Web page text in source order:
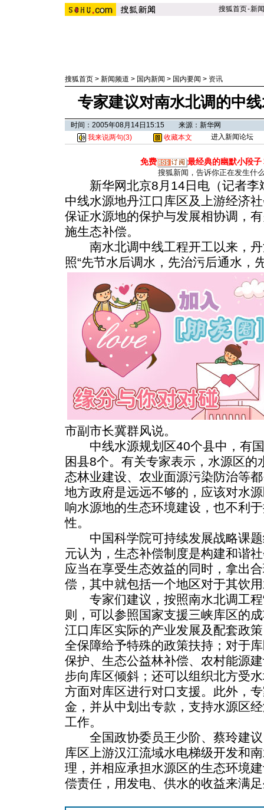
搜狐首页-新闻
搜狐首页 > 新闻频道 > 国内新闻 > 国内要闻 > 资讯
专家建议对南水北调的中
时间：2005年08月14日15:15 来源：新华网
我来说两句(3) 收藏本文 进入新闻论坛
免费 最经典的幽默小段子
搜狐新闻，告诉你正在发生什
新华网北京8月14日电（记者李
中线水源地丹江口库区及上游经济
保证水源地的保护与发展相协调，
施生态补偿。
南水北调中线工程开工以来，丹
照“先节水后调水，先治污后通水，
市副市长冀群风说。
中线水源规划区40个县中，有国
困县8个。有关专家表示，水源区
态林业建设、农业面源污染防治等
地方政府是远远不够的，应该对水
响水源地的生态环境建设，也不利
性。
中国科学院可持续发展战略课题
元认为，生态补偿制度是构建和谐
应当在享受生态效益的同时，拿出
偿，其中就包括一个地区对于其饮
专家们建议，按照南水北调工程
则，可以参照国家支援三峡库区的
江口库区实际的产业发展及配套政
全保障给予特殊的政策扶持；对于
保护、生态公益林补偿、农村能源
步向库区倾斜；还可以组织北方受
方面对库区进行对口支援。此外，
金，并从中划出专款，支持水源区
工作。
全国政协委员王少阶、蔡玲建议
库区上游汉江流域水电梯级开发和
理，并相应承担水源区的生态环境
偿责任，用发电、供水的收益来满